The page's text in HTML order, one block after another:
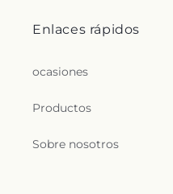
Enlaces rápidos
ocasiones
Productos
Sobre nosotros